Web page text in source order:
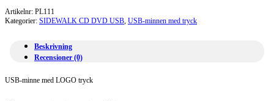
Artikelnr: PL111
Kategorier: SIDEWALK CD DVD USB, USB-minnen med tryck
Beskrivning
Recensioner (0)
USB-minne med LOGO tryck